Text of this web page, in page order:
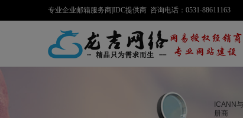
专业企业邮箱服务商|IDC提供商 咨询电话：0531-88611163
ICANN
册商